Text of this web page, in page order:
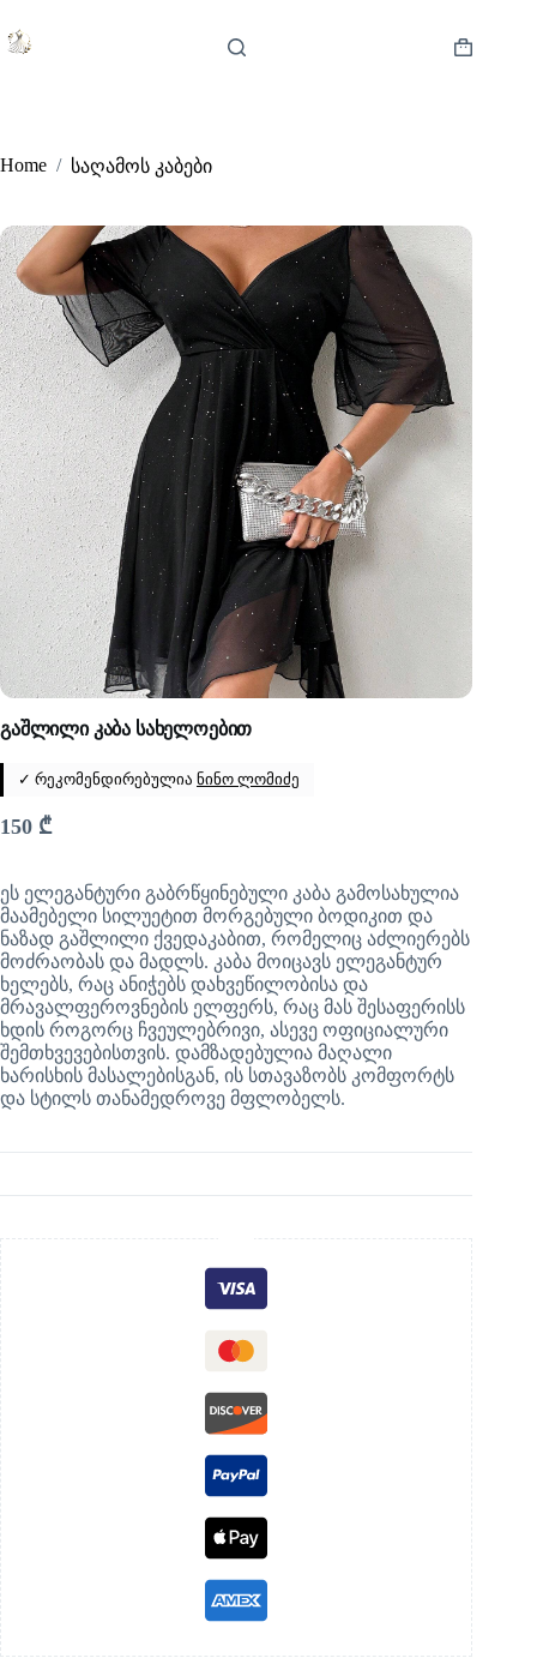
to
content
Shopping
Home / საღამოს კაბები
გაშლილი კაბა სახელოებით
✓ რეკომენდირებულია ნინო ლომიძე
150 ₾
ეს ელეგანტური გაბრწყინებული კაბა გამოსახულია
მაამებელი სილუეტით მორგებული ბოდიკით და
ნაზად გაშლილი ქვედაკაბით, რომელიც აძლიერებს
მოძრაობას და მადლს. კაბა მოიცავს ელეგანტურ
ხელებს, რაც ანიჭებს დახვეწილობისა და
მრავალფეროვნების ელფერს, რაც მას შესაფერისს
ხდის როგორც ჩვეულებრივი, ასევე ოფიციალური
შემთხვევებისთვის. დამზადებულია მაღალი
ხარისხის მასალებისგან, ის სთავაზობს კომფორტს
და სტილს თანამედროვე მფლობელს.